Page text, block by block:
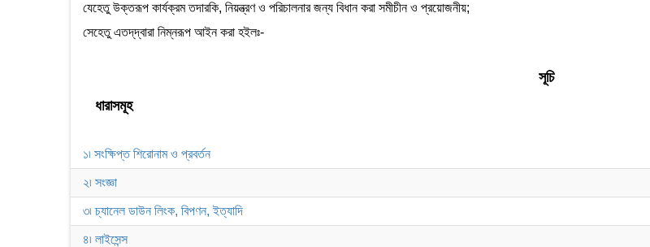
যেহেতু উক্তরূপ কার্যক্রম তদারকি, নিয়ন্ত্রণ ও পরিচালনার জন্য বিধান করা সমীচীন ও প্রয়োজনীয়;
সেহেতু এতদ্‌দ্বারা নিম্নরূপ আইন করা হইলঃ-
সূচি
ধারাসমূহ
১৷ সংক্ষিপ্ত শিরোনাম ও প্রবর্তন
২৷ সংজ্ঞা
৩৷ চ্যানেল ডাউন লিংক, বিপণন, ইত্যাদি
৪৷ লাইসেন্স